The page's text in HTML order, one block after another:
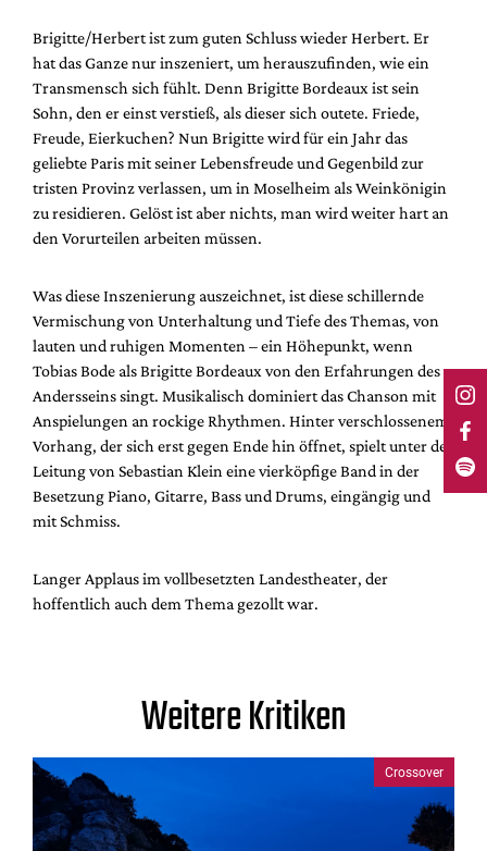
Brigitte/Herbert ist zum guten Schluss wieder Herbert. Er
hat das Ganze nur inszeniert, um herauszufinden, wie ein
Transmensch sich fühlt. Denn Brigitte Bordeaux ist sein
Sohn, den er einst verstieß, als dieser sich outete. Friede,
Freude, Eierkuchen? Nun Brigitte wird für ein Jahr das
geliebte Paris mit seiner Lebensfreude und Gegenbild zur
tristen Provinz verlassen, um in Moselheim als Weinkönigin
zu residieren. Gelöst ist aber nichts, man wird weiter hart an
den Vorurteilen arbeiten müssen.
Was diese Inszenierung auszeichnet, ist diese schillernde
Vermischung von Unterhaltung und Tiefe des Themas, von
lauten und ruhigen Momenten – ein Höhepunkt, wenn
Tobias Bode als Brigitte Bordeaux von den Erfahrungen des
Andersseins singt. Musikalisch dominiert das Chanson mit
Anspielungen an rockige Rhythmen. Hinter verschlossenem
Vorhang, der sich erst gegen Ende hin öffnet, spielt unter der
Leitung von Sebastian Klein eine vierköpfige Band in der
Besetzung Piano, Gitarre, Bass und Drums, eingängig und
mit Schmiss.
Langer Applaus im vollbesetzten Landestheater, der
hoffentlich auch dem Thema gezollt war.
Weitere Kritiken
Crossover